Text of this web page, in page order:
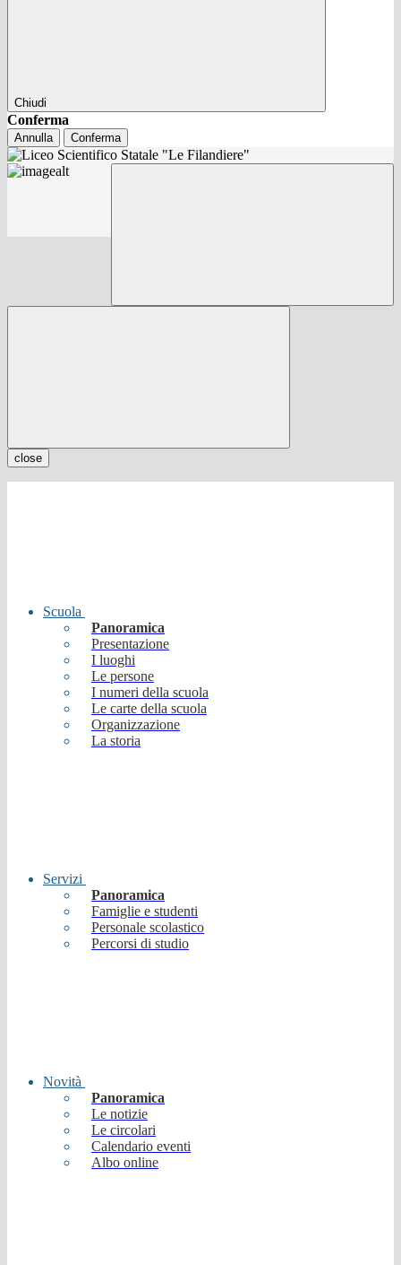
Chiudi
Conferma
Annulla Conferma
close
Scuola
Panoramica
Presentazione
I luoghi
Le persone
I numeri della scuola
Le carte della scuola
Organizzazione
La storia
Servizi
Panoramica
Famiglie e studenti
Personale scolastico
Percorsi di studio
Novità
Panoramica
Le notizie
Le circolari
Calendario eventi
Albo online